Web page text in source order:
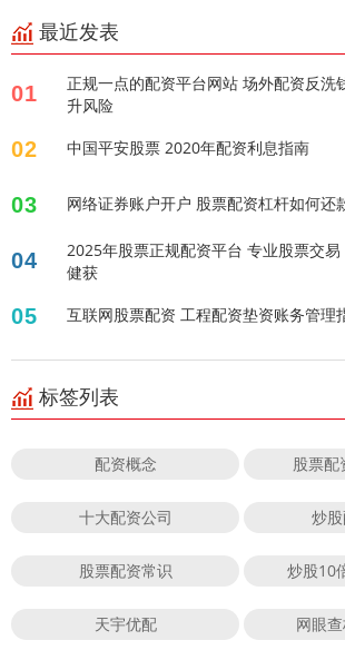
最近发表
01
正规一点的配资平台网站 场外配资反洗
升风险
02 中国平安股票 2020年配资利息指南
03 网络证券账户开户 股票配资杠杆如何还
04
2025年股票正规配资平台 专业股票交
健获
05 互联网股票配资 工程配资垫资账务管理
标签列表
配资概念 股票配
十大配资公司 炒
股票配资常识 炒股10
天宇优配 网眼